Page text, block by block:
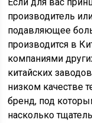
производитель
подавляющее
производится в
компаниями
китайских
низком качестве
бренд, под
насколько